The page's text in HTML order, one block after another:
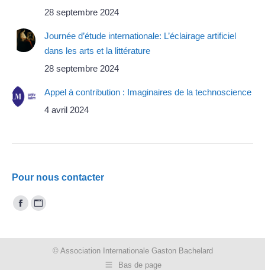
28 septembre 2024
Journée d’étude internationale: L’éclairage artificiel
dans les arts et la littérature
28 septembre 2024
Appel à contribution : Imaginaires de la technoscience
4 avril 2024
Pour nous contacter
Trouvez nous sur :
Facebook
opens
Site
page
opens© Association Internationale Gaston Bachelard
Bas de page